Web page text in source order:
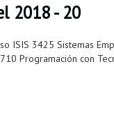
2018 - 20
ISIS 3425 Sistemas
Programación con